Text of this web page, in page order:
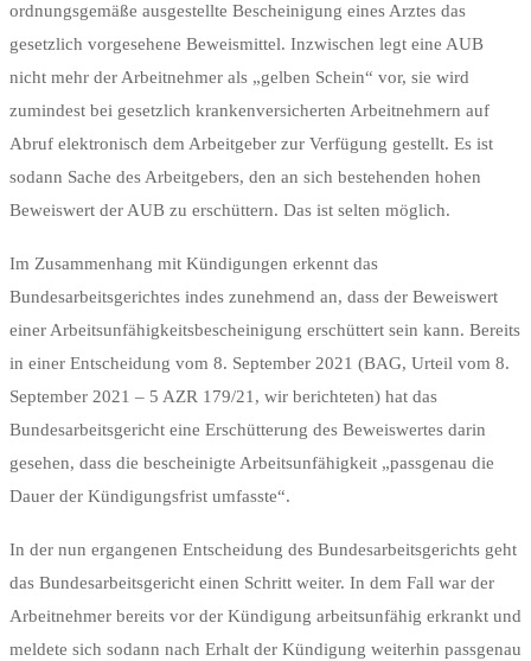
ordnungsgemäße ausgestellte Bescheinigung eines Arztes das
gesetzlich vorgesehene Beweismittel. Inzwischen legt eine AUB
nicht mehr der Arbeitnehmer als „gelben Schein“ vor, sie wird
zumindest bei gesetzlich krankenversicherten Arbeitnehmern auf
Abruf elektronisch dem Arbeitgeber zur Verfügung gestellt. Es ist
sodann Sache des Arbeitgebers, den an sich bestehenden hohen
Beweiswert der AUB zu erschüttern. Das ist selten möglich.
Im Zusammenhang mit Kündigungen erkennt das
Bundesarbeitsgerichtes indes zunehmend an, dass der Beweiswert
einer Arbeitsunfähigkeitsbescheinigung erschüttert sein kann. Bereits
in einer Entscheidung vom 8. September 2021 (BAG, Urteil vom 8.
September 2021 – 5 AZR 179/21, wir berichteten) hat das
Bundesarbeitsgericht eine Erschütterung des Beweiswertes darin
gesehen, dass die bescheinigte Arbeitsunfähigkeit „passgenau die
Dauer der Kündigungsfrist umfasste“.
In der nun ergangenen Entscheidung des Bundesarbeitsgerichts geht
das Bundesarbeitsgericht einen Schritt weiter. In dem Fall war der
Arbeitnehmer bereits vor der Kündigung arbeitsunfähig erkrankt und
meldete sich sodann nach Erhalt der Kündigung weiterhin passgenau